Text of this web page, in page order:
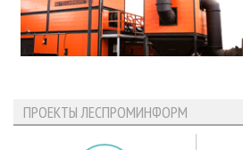
ПРОЕКТЫ ЛЕСПРОМИНФОРМ